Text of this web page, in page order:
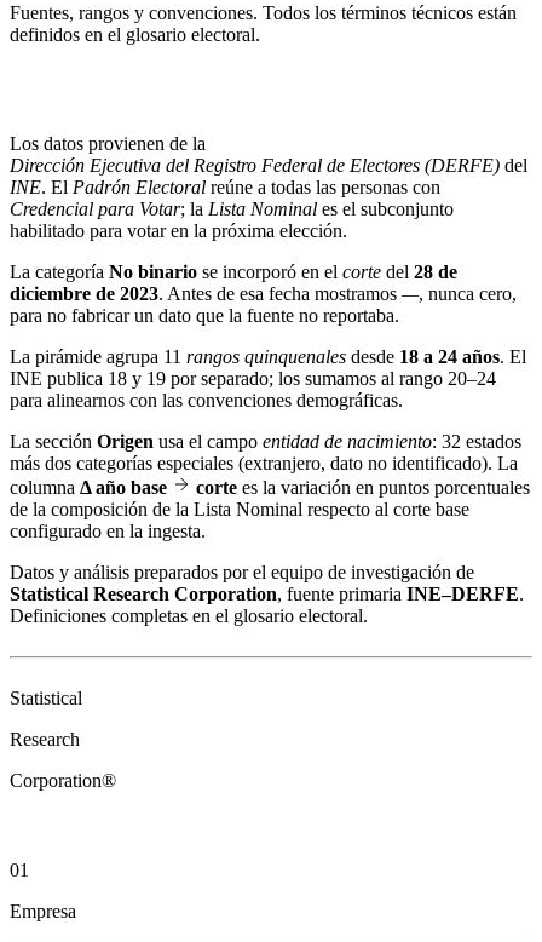
Fuentes, rangos y convenciones. Todos los términos técnicos están
definidos en el glosario electoral.
Los datos provienen de la
Dirección Ejecutiva del Registro Federal de Electores (DERFE) del
INE. El Padrón Electoral reúne a todas las personas con
Credencial para Votar; la Lista Nominal es el subconjunto
habilitado para votar en la próxima elección.
La categoría No binario se incorporó en el corte del 28 de
diciembre de 2023. Antes de esa fecha mostramos —, nunca cero,
para no fabricar un dato que la fuente no reportaba.
La pirámide agrupa 11 rangos quinquenales desde 18 a 24 años. El
INE publica 18 y 19 por separado; los sumamos al rango 20–24
para alinearnos con las convenciones demográficas.
La sección Origen usa el campo entidad de nacimiento: 32 estados
más dos categorías especiales (extranjero, dato no identificado). La
columna Δ año base corte es la variación en puntos porcentuales
de la composición de la Lista Nominal respecto al corte base
configurado en la ingesta.
Datos y análisis preparados por el equipo de investigación de
Statistical Research Corporation, fuente primaria INE–DERFE.
Definiciones completas en el glosario electoral.
Statistical
Research
Corporation®
01
Empresa